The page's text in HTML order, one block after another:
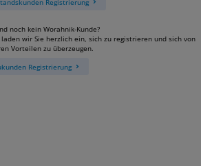
noch kein Worahnik-Kunde?
laden wir Sie herzlich ein, sich zu registrieren und sich von
Vorteilen zu überzeugen.
Registrierung